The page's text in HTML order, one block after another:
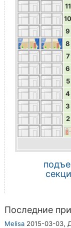
11
10
9
8
7
6
5
4
3
2
Последние
Melisa 2015-03-03,